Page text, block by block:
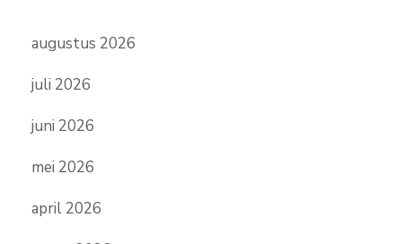
augustus 2026
juli 2026
juni 2026
mei 2026
april 2026